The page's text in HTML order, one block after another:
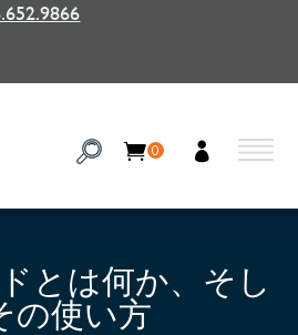
0
とは何か、そし
の使い方